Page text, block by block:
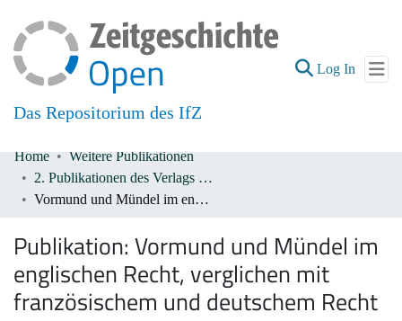
Das Repositorium des IfZ
Log In (current)
Communities & Collections
All of DSpace
Home
Weitere Publikationen
2. Publikationen des Verlags De Gruyter 1933-1945
Vormund und Mündel im englischen Recht, verglichen mit französischem und deutschem Recht
Publikation: Vormund und Mündel im
englischen Recht, verglichen mit
französischem und deutschem Recht